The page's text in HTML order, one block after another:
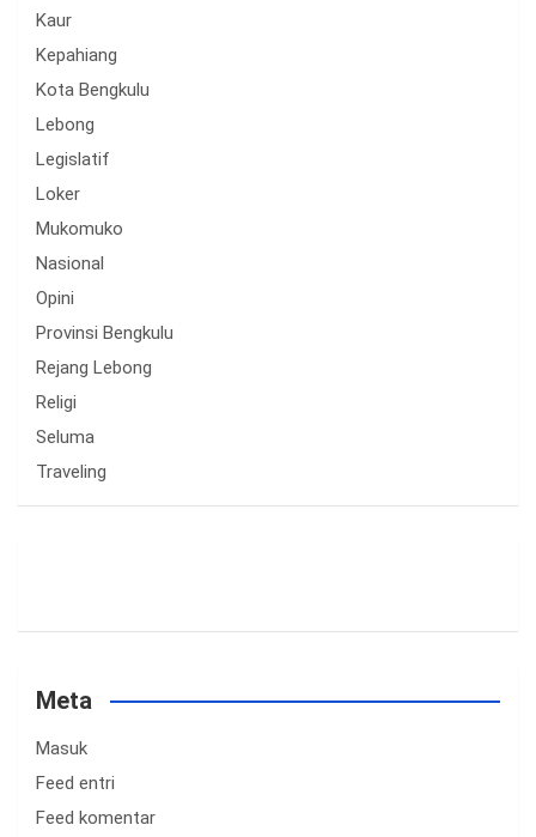
Kaur
Kepahiang
Kota Bengkulu
Lebong
Legislatif
Loker
Mukomuko
Nasional
Opini
Provinsi Bengkulu
Rejang Lebong
Religi
Seluma
Traveling
Meta
Masuk
Feed entri
Feed komentar